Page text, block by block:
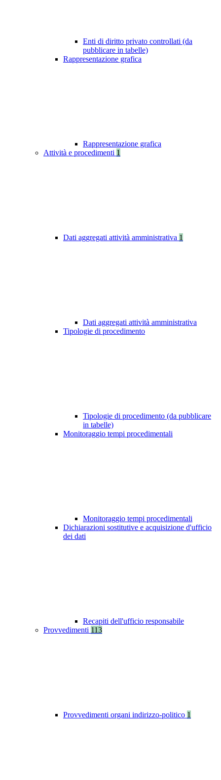
Enti di diritto privato controllati (da
pubblicare in tabelle)
Rappresentazione grafica
Rappresentazione grafica
Attività e procedimenti 1
Dati aggregati attività amministrativa 1
Dati aggregati attività amministrativa
Tipologie di procedimento
Tipologie di procedimento (da pubblicare
in tabelle)
Monitoraggio tempi procedimentali
Monitoraggio tempi procedimentali
Dichiarazioni sostitutive e acquisizione d'ufficio
dei dati
Recapiti dell'ufficio responsabile
Provvedimenti 113
Provvedimenti organi indirizzo-politico 1